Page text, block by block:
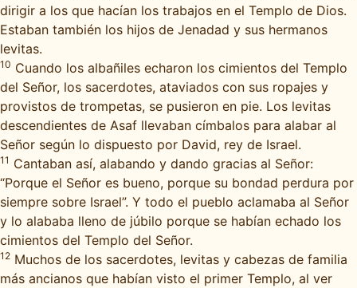
dirigir a los que hacían los trabajos en el Templo de Dios.
Estaban también los hijos de Jenadad y sus hermanos
levitas.
10 Cuando los albañiles echaron los cimientos del Templo
del Señor, los sacerdotes, ataviados con sus ropajes y
provistos de trompetas, se pusieron en pie. Los levitas
descendientes de Asaf llevaban címbalos para alabar al
Señor según lo dispuesto por David, rey de Israel.
11 Cantaban así, alabando y dando gracias al Señor:
“Porque el Señor es bueno, porque su bondad perdura por
siempre sobre Israel”. Y todo el pueblo aclamaba al Señor
y lo alababa lleno de júbilo porque se habían echado los
cimientos del Templo del Señor.
12 Muchos de los sacerdotes, levitas y cabezas de familia
más ancianos que habían visto el primer Templo, al ver